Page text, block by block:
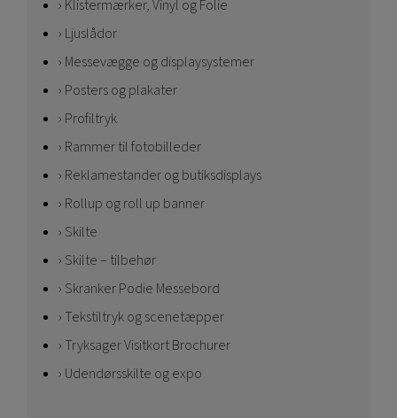
Klistermærker, Vinyl og Folie
Ljuslådor
Messevægge og displaysystemer
Posters og plakater
Profiltryk
Rammer til fotobilleder
Reklamestander og butiksdisplays
Rollup og roll up banner
Skilte
Skilte – tilbehør
Skranker Podie Messebord
Tekstiltryk og scenetæpper
Tryksager Visitkort Brochurer
Udendørsskilte og expo